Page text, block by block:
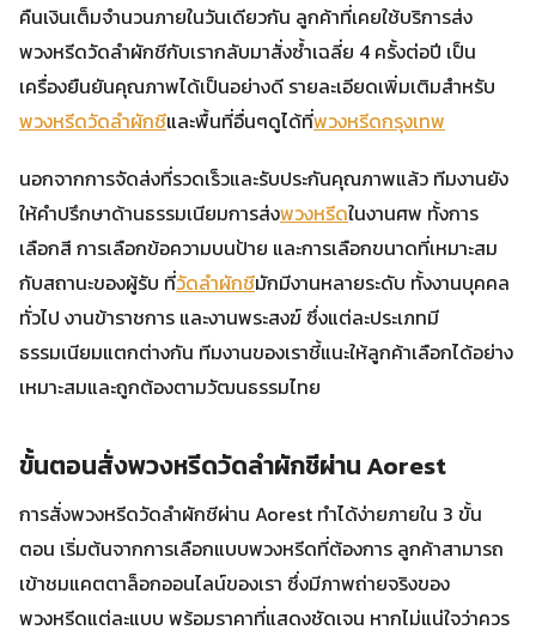
คืนเงินเต็มจำนวนภายในวันเดียวกัน ลูกค้าที่เคยใช้บริการส่ง
พวงหรีดวัดลำผักชีกับเรากลับมาสั่งซ้ำเฉลี่ย 4 ครั้งต่อปี เป็น
เครื่องยืนยันคุณภาพได้เป็นอย่างดี รายละเอียดเพิ่มเติมสำหรับ
พวงหรีดวัดลำผักชีและพื้นที่อื่นๆดูได้ที่พวงหรีดกรุงเทพ
นอกจากการจัดส่งที่รวดเร็วและรับประกันคุณภาพแล้ว ทีมงานยัง
ให้คำปรึกษาด้านธรรมเนียมการส่งพวงหรีดในงานศพ ทั้งการ
เลือกสี การเลือกข้อความบนป้าย และการเลือกขนาดที่เหมาะสม
กับสถานะของผู้รับ ที่วัดลำผักชีมักมีงานหลายระดับ ทั้งงานบุคคล
ทั่วไป งานข้าราชการ และงานพระสงฆ์ ซึ่งแต่ละประเภทมี
ธรรมเนียมแตกต่างกัน ทีมงานของเราชี้แนะให้ลูกค้าเลือกได้อย่าง
เหมาะสมและถูกต้องตามวัฒนธรรมไทย
ขั้นตอนสั่งพวงหรีดวัดลำผักชีผ่าน Aorest
การสั่งพวงหรีดวัดลำผักชีผ่าน Aorest ทำได้ง่ายภายใน 3 ขั้น
ตอน เริ่มต้นจากการเลือกแบบพวงหรีดที่ต้องการ ลูกค้าสามารถ
เข้าชมแคตตาล็อกออนไลน์ของเรา ซึ่งมีภาพถ่ายจริงของ
พวงหรีดแต่ละแบบ พร้อมราคาที่แสดงชัดเจน หากไม่แน่ใจว่าควร